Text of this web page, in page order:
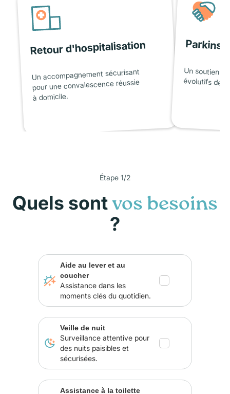
Retour d'hospitalisation
Un accompagnement sécurisant
pour une convalescence réussie
à domicile.
Un soutien
évolutifs de
Étape 1/2
Quels sont vos besoins
?
Aide au lever et au
coucher
Assistance dans les
moments clés du quotidien.
Veille de nuit
Surveillance attentive pour
des nuits paisibles et
sécurisées.
Assistance à la toilette